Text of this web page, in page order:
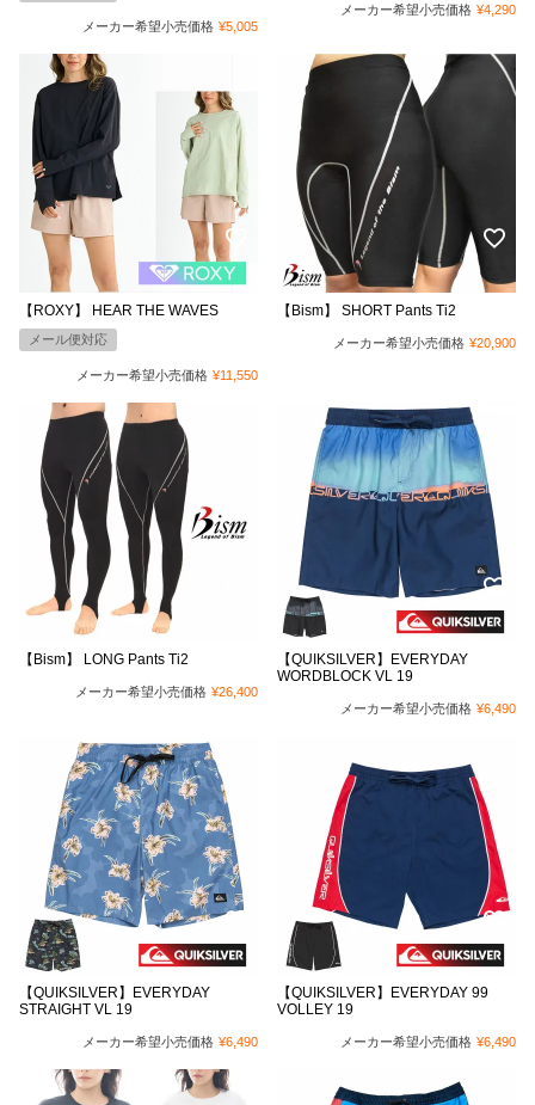
メーカー希望小売価格 ¥5,005
メーカー希望小売価格 ¥4,290
【ROXY】 HEAR THE WAVES
メール便対応
メーカー希望小売価格 ¥11,550
【Bism】 SHORT Pants Ti2
メーカー希望小売価格 ¥20,900
【Bism】 LONG Pants Ti2
メーカー希望小売価格 ¥26,400
【QUIKSILVER】EVERYDAY
WORDBLOCK VL 19
メーカー希望小売価格 ¥6,490
【QUIKSILVER】EVERYDAY
STRAIGHT VL 19
メーカー希望小売価格 ¥6,490
【QUIKSILVER】EVERYDAY 99
VOLLEY 19
メーカー希望小売価格 ¥6,490